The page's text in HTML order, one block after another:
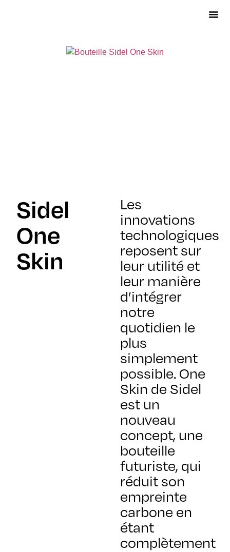
Sidel
One
Skin
Les
innovations
technologiques
reposent sur
leur utilité et
leur manière
d’intégrer
notre
quotidien le
plus
simplement
possible. One
Skin de Sidel
est un
nouveau
concept, une
bouteille
futuriste, qui
réduit son
empreinte
carbone en
étant
complètement